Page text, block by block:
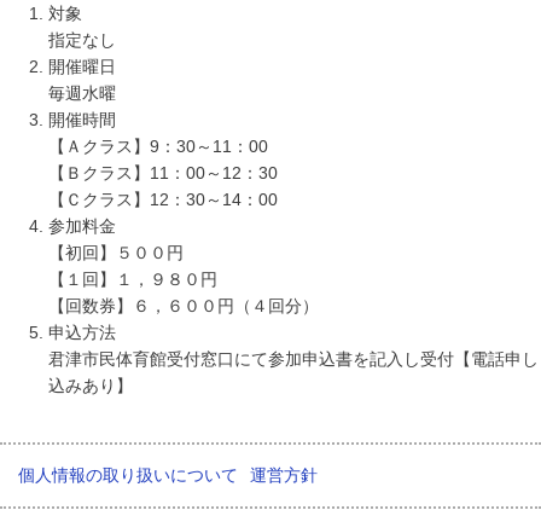
対象
指定なし
開催曜日
毎週水曜
開催時間
【Ａクラス】9：30～11：00
【Ｂクラス】11：00～12：30
【Ｃクラス】12：30～14：00
参加料金
【初回】５００円
【１回】１，９８０円
【回数券】６，６００円（４回分）
申込方法
君津市民体育館受付窓口にて参加申込書を記入し受付【電話申し
込みあり】
個人情報の取り扱いについて 運営方針